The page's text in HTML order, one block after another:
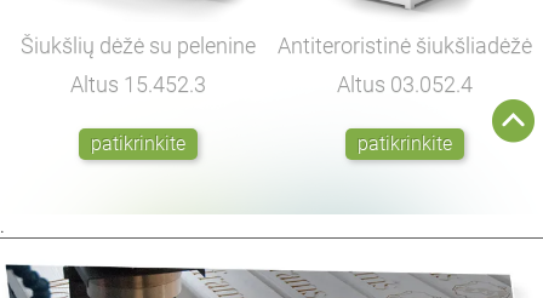
Šiukšlių dėžė su pelenine
Altus 15.452.3
patikrinkite
Antiteroristinė šiukšliadėžė
Altus 03.052.4
patikrinkite
.